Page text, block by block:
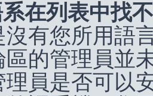
在列表中找
沒有您所用語
區的管理員並
理員是否可以